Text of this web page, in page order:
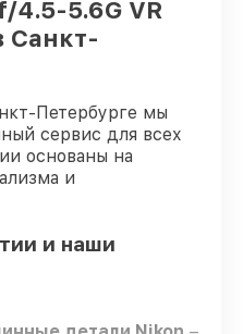
4.5-5.6G VR
Санкт-
Петербурге мы
сервис для всех
основаны на
и
и наши